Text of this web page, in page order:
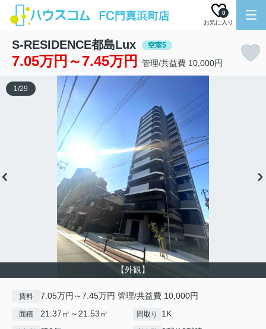
お気に入り
0
S-RESIDENCE都島Lux 空室5
7.05万円～7.45万円 管理/共益費 10,000円
【外観】
1/29
賃料 7.05万円～7.45万円 管理/共益費 10,000円
面積 21.37㎡～21.53㎡ 間取り 1K